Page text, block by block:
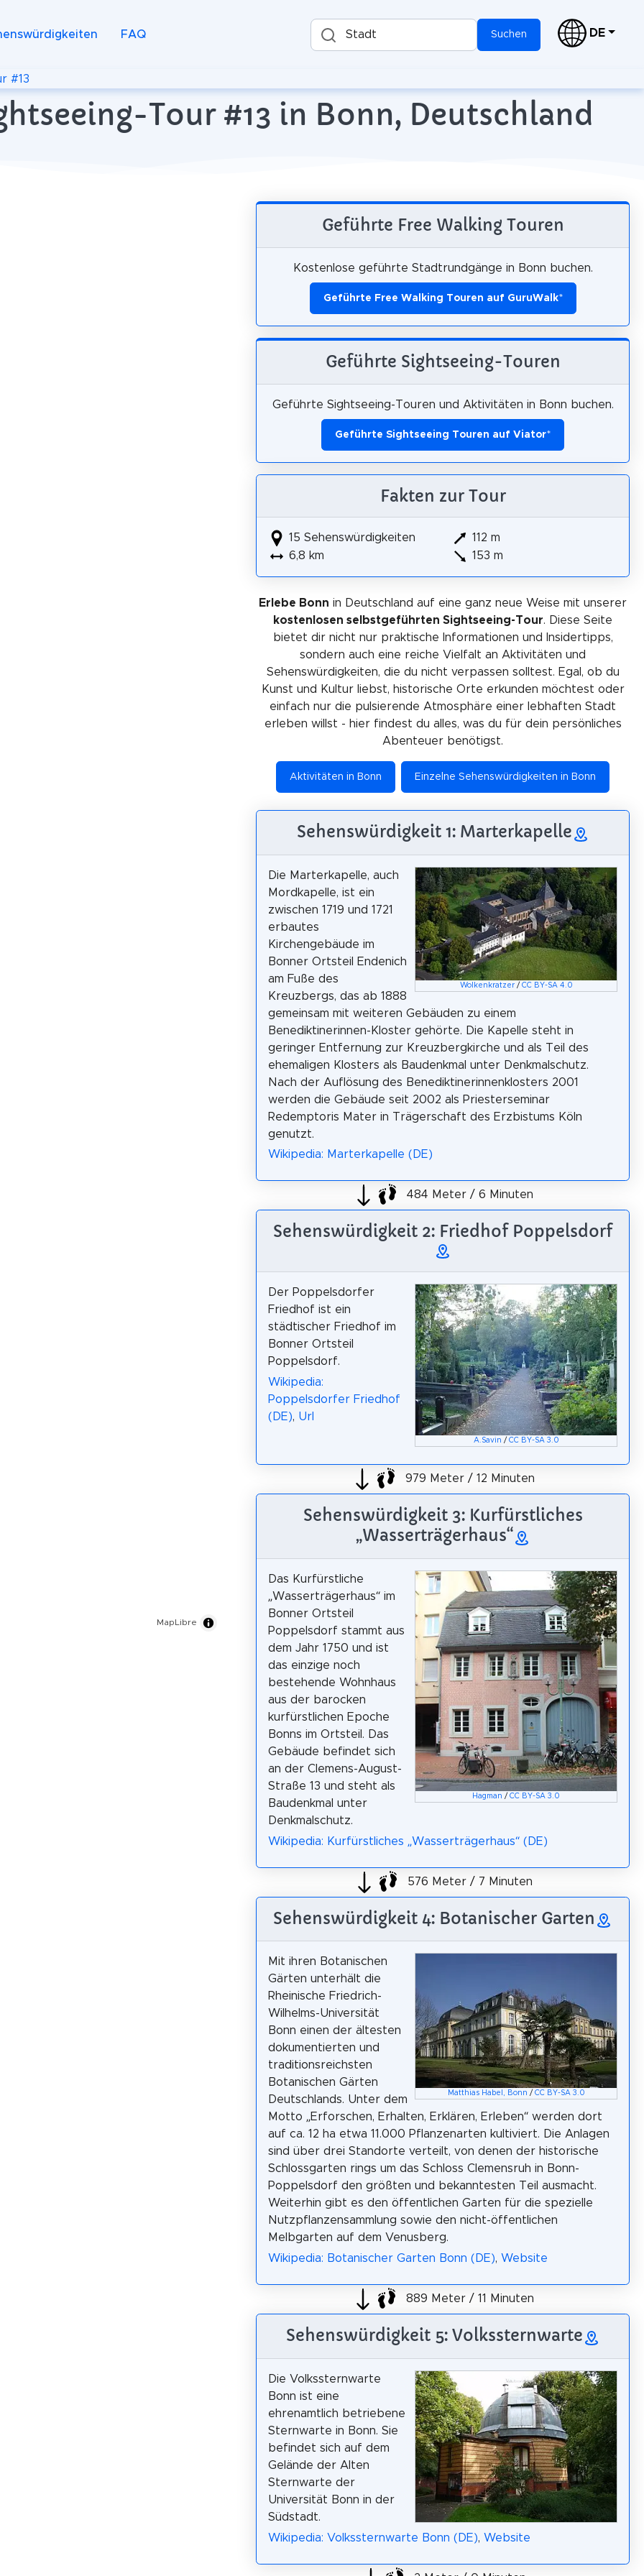
FAQ Stadt Suchen DE
#13
Tour #13 in Bonn, Deutschland
MapLibre
Geführte Free Walking Touren
Kostenlose geführte Stadtrundgänge in Bonn buchen.
Geführte Free Walking Touren auf GuruWalk*
Geführte Sightseeing-Touren
Geführte Sightseeing-Touren und Aktivitäten in Bonn buchen.
Geführte Sightseeing Touren auf Viator*
Fakten zur Tour
15 Sehenswürdigkeiten
6,8 km
112 m
153 m
Erlebe Bonn in Deutschland auf eine ganz neue Weise mit unserer
kostenlosen selbstgeführten Sightseeing-Tour. Diese Seite
bietet dir nicht nur praktische Informationen und Insidertipps,
sondern auch eine reiche Vielfalt an Aktivitäten und
Sehenswürdigkeiten, die du nicht verpassen solltest. Egal, ob du
Kunst und Kultur liebst, historische Orte erkunden möchtest oder
einfach nur die pulsierende Atmosphäre einer lebhaften Stadt
erleben willst - hier findest du alles, was du für dein persönliches
Abenteuer benötigst.
Aktivitäten in Bonn Einzelne Sehenswürdigkeiten in Bonn
Sehenswürdigkeit 1: Marterkapelle
Wolkenkratzer/ CC BY-SA 4.0
Die Marterkapelle, auch
Mordkapelle, ist ein
zwischen 1719 und 1721
erbautes
Kirchengebäude im
Bonner Ortsteil Endenich
am Fuße des
Kreuzbergs, das ab 1888
gemeinsam mit weiteren Gebäuden zu einem
Benediktinerinnen-Kloster gehörte. Die Kapelle steht in
geringer Entfernung zur Kreuzbergkirche und als Teil des
ehemaligen Klosters als Baudenkmal unter Denkmalschutz.
Nach der Auflösung des Benediktinerinnenklosters 2001
werden die Gebäude seit 2002 als Priesterseminar
Redemptoris Mater in Trägerschaft des Erzbistums Köln
genutzt.
Wikipedia: Marterkapelle (DE)
484 Meter / 6 Minuten
Sehenswürdigkeit 2: Friedhof Poppelsdorf
A.Savin / CC BY-SA 3.0
Der Poppelsdorfer
Friedhof ist ein
städtischer Friedhof im
Bonner Ortsteil
Poppelsdorf.
Wikipedia:
Poppelsdorfer Friedhof
(DE), Url
979 Meter / 12 Minuten
Sehenswürdigkeit 3: Kurfürstliches
„Wasserträgerhaus“
Hagman /CC BY-SA 3.0
Das Kurfürstliche
„Wasserträgerhaus“ im
Bonner Ortsteil
Poppelsdorf stammt aus
dem Jahr 1750 und ist
das einzige noch
bestehende Wohnhaus
aus der barocken
kurfürstlichen Epoche
Bonns im Ortsteil. Das
Gebäude befindet sich
an der Clemens-August-
Straße 13 und steht als
Baudenkmal unter
Denkmalschutz.
Wikipedia: Kurfürstliches „Wasserträgerhaus“ (DE)
576 Meter / 7 Minuten
Sehenswürdigkeit 4: Botanischer Garten
Matthias Habel, Bonn / CC BY-SA 3.0
Mit ihren Botanischen
Gärten unterhält die
Rheinische Friedrich-
Wilhelms-Universität
Bonn einen der ältesten
dokumentierten und
traditionsreichsten
Botanischen Gärten
Deutschlands. Unter dem
Motto „Erforschen, Erhalten, Erklären, Erleben“ werden dort
auf ca. 12 ha etwa 11.000 Pflanzenarten kultiviert. Die Anlagen
sind über drei Standorte verteilt, von denen der historische
Schlossgarten rings um das Schloss Clemensruh in Bonn-
Poppelsdorf den größten und bekanntesten Teil ausmacht.
Weiterhin gibt es den öffentlichen Garten für die spezielle
Nutzpflanzensammlung sowie den nicht-öffentlichen
Melbgarten auf dem Venusberg.
Wikipedia: Botanischer Garten Bonn (DE), Website
889 Meter / 11 Minuten
Sehenswürdigkeit 5: Volkssternwarte
Die Volkssternwarte
Bonn ist eine
ehrenamtlich betriebene
Sternwarte in Bonn. Sie
befindet sich auf dem
Gelände der Alten
Sternwarte der
Universität Bonn in der
Südstadt.
Wikipedia: Volkssternwarte Bonn (DE), Website